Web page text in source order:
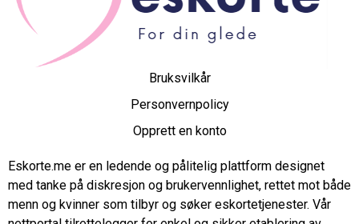
Bruksvilkår
Personvernpolicy
Opprett en konto
Eskorte.me er en ledende og pålitelig plattform designet
med tanke på diskresjon og brukervennlighet, rettet mot både
menn og kvinner som tilbyr og søker eskortetjenester. Vår